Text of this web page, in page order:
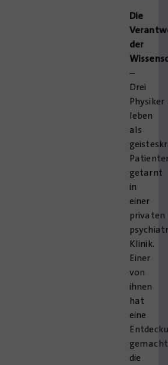
Die
der
–
Drei
Physiker
leben
als
getarnt
in
einer
privaten
Klinik.
Einer
von
ihnen
hat
eine
die